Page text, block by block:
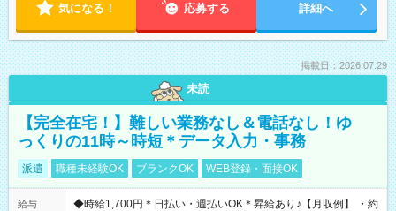
気になる！ 応募する 詳細へ
掲載日：2026.07.29
未読
【完全在宅！】難しい業務なし＆電話なし！ゆ
っくりの11時～時短＊データ入力・事務
派遣 職種未経験OK ブランクOK WEB登録・面接OK
給与
◆時給1,700円＊日払い・週払いOK＊昇給あり♪【月収例】 ・約